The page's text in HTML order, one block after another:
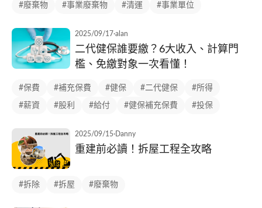
#廢棄物 #事業廢棄物 #清運 #事業單位
2025/09/17·alan
二代健保誰要繳？6大收入、計算門
檻、免繳對象一次看懂！
#保費 #補充保費 #健保 #二代健保 #所得
#薪資 #股利 #給付 #健保補充保費 #投保
2025/09/15· Danny
重建前必讀！拆屋工程全攻略
#拆除 #拆屋 #廢棄物